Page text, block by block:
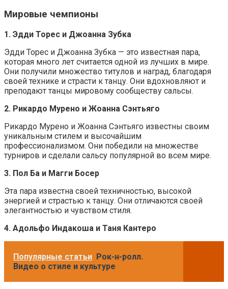
Мировые чемпионы
1. Эдди Торес и Джоанна Зубка
Эдди Торес и Джоанна Зубка — это известная пара,
которая много лет считается одной из лучших в мире.
Они получили множество титулов и наград, благодаря
своей технике и страсти к танцу. Они вдохновляют и
преподают танцы мировому сообществу сальсы.
2. Рикардо Мурено и Жоанна Сэнтьяго
Рикардо Мурено и Жоанна Сэнтьяго известны своим
уникальным стилем и высочайшим
профессионализмом. Они победили на множестве
турниров и сделали сальсу популярной во всем мире.
3. Пол Ба и Магги Босер
Эта пара известна своей техничностью, высокой
энергией и страстью к танцу. Они отличаются своей
элегантностью и чувством стиля.
4. Адольфо Индакоша и Таня Кантеро
Популярные статьи Рок-н-ролл.
Видео о стиле и культуре